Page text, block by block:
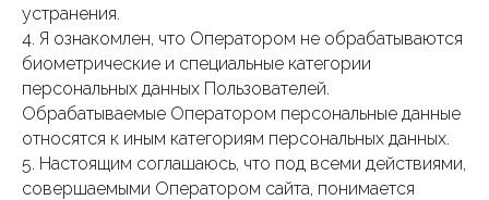
устранения.
4. Я ознакомлен, что Оператором не обрабатываются
биометрические и специальные категории
персональных данных Пользователей.
Обрабатываемые Оператором персональные данные
относятся к иным категориям персональных данных.
5. Настоящим соглашаюсь, что под всеми действиями,
совершаемыми Оператором сайта, понимается